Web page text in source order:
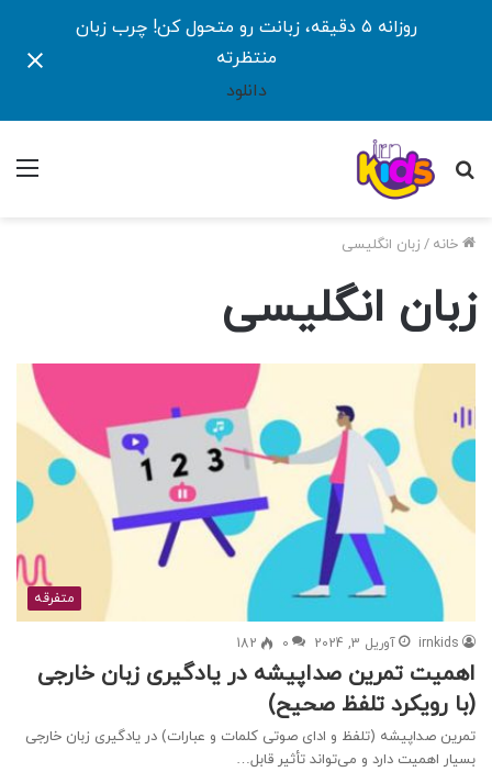
روزانه ۵ دقیقه، زبانت رو متحول کن! چرب زبان
منتظرته
دانلود
جستجو
خانه / زبان انگلیسی
زبان انگلیسی
متفرقه
irnkids آوریل 3, 2024 0
182
اهمیت تمرین صداپیشه در یادگیری زبان خارجی
(با رویکرد تلفظ صحیح)
تمرین صداپیشه (تلفظ و ادای صوتی کلمات و عبارات) در یادگیری زبان خارجی
بسیار اهمیت دارد و می‌تواند تأثیر قابل…